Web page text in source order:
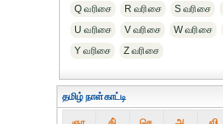
Q வரிசை
R வரிசை S வரிசை
U வரிசை
V வரிசை W வரிசை
Y வரிசை
Z வரிசை
தமிழ் நாள்காட்டி